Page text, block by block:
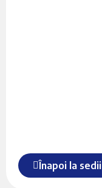
Înapoi la sedii